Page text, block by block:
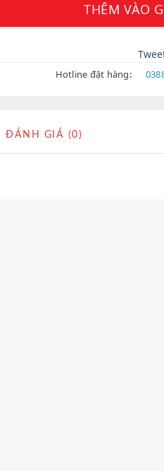
THÊM VÀO
Hotline đặt hàng:
ĐÁNH GIÁ (0)